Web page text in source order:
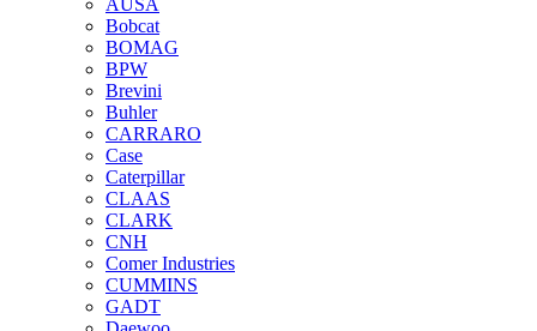
AUSA
Bobcat
BOMAG
BPW
Brevini
Buhler
CARRARO
Case
Caterpillar
CLAAS
CLARK
CNH
Comer Industries
CUMMINS
GADT